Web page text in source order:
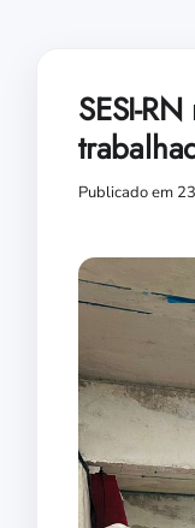
SESI-
Publicado em